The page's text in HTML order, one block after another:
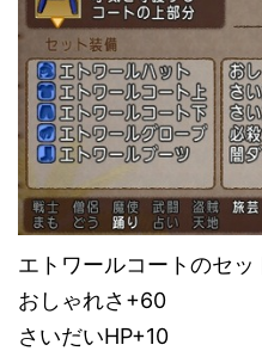
エトワールコートのセッ
おしゃれさ+60
さいだいHP+10